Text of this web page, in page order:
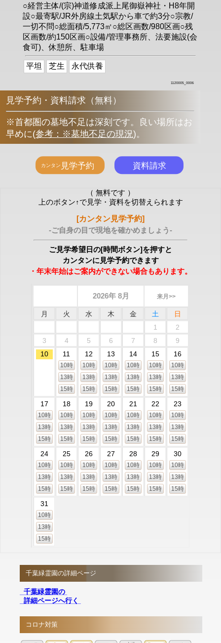
○経営主体/(宗)神道修成派上尾御嶽神社・H8年開
設○最寄駅/JR外房線土気駅から車で約3分○宗教/
一切不問○総面積/5,773㎡○総区画数/980区画○残
区画数/約150区画○設備/管理事務所、法要施設(会
食可)、休憩所、駐車場
平坦 芝生 永代供養
1120005_0006
見学予約・資料請求（無料）
※首都圏の墓地不足は深刻です。良い場所はお
早めに(参考：※墓地不足の現況)。
（ 無料です ）
上のボタン↑で見学・資料を切替えられます
[カンタン見学予約]
-ご自身の目で現地を確かめましょう-
ご見学希望日の[時間ボタン]を押すと
カンタンに見学予約できます
・年末年始はご案内ができない場合もあります。
2026年 8月 来月>>
月 火 水 木 金 土
日
1
2
3
4 5 6 7 8
9
10
11
10時
13時
15時
12
10時
13時
15時
13
10時
13時
15時
14
10時
13時
15時
15
10時
13時
15時
16
10時
13時
15時
17
10時
13時
15時
18
10時
13時
15時
19
10時
13時
15時
20
10時
13時
15時
21
10時
13時
15時
22
10時
13時
15時
23
10時
13時
15時
24
10時
13時
15時
25
10時
13時
15時
26
10時
13時
15時
27
10時
13時
15時
28
10時
13時
15時
29
10時
13時
15時
30
10時
13時
15時
31
10時
13時
15時
千葉緑霊園の詳細ページ
千葉緑霊園の
詳細ページへ行く
コロナ対策